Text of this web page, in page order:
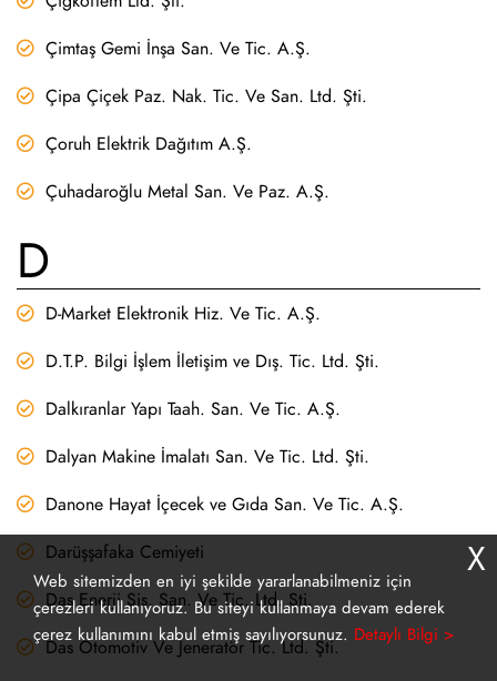
Çimtaş Gemi İnşa San. Ve Tic. A.Ş.
Çipa Çiçek Paz. Nak. Tic. Ve San. Ltd. Şti.
Çoruh Elektrik Dağıtım A.Ş.
Çuhadaroğlu Metal San. Ve Paz. A.Ş.
D
D-Market Elektronik Hiz. Ve Tic. A.Ş.
D.T.P. Bilgi İşlem İletişim ve Dış. Tic. Ltd. Şti.
Dalkıranlar Yapı Taah. San. Ve Tic. A.Ş.
Dalyan Makine İmalatı San. Ve Tic. Ltd. Şti.
Danone Hayat İçecek ve Gıda San. Ve Tic. A.Ş.
Darüşşafaka Cemiyeti
Das Enerji Sis. San. Ve Tic. Ltd. Şti.
Das Otomotiv Ve Jeneratör Tic. Ltd. Şti.
Web sitemizden en iyi şekilde yararlanabilmeniz için
çerezleri kullanıyoruz. Bu siteyi kullanmaya devam ederek
çerez kullanımını kabul etmiş sayılıyorsunuz. Detaylı Bilgi >
X